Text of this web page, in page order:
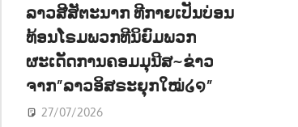
ລາວສີສັຕະນາກ ທີກາຍເປັນບ່ອນ
ທ້ອນໂຣມພວກທີນິຍົມພວກ
ຜະເດັດການຄອມມຸນີສ~ຂ່າວ
ຈາກ”ລາວອິສຣະຍຸກໃໝ່໒໑”
27/07/2026